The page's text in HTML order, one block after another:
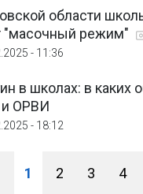
области
"масочный режим"
- 11:36
в школах: в каких
и ОРВИ
- 18:12
1 2 3 4